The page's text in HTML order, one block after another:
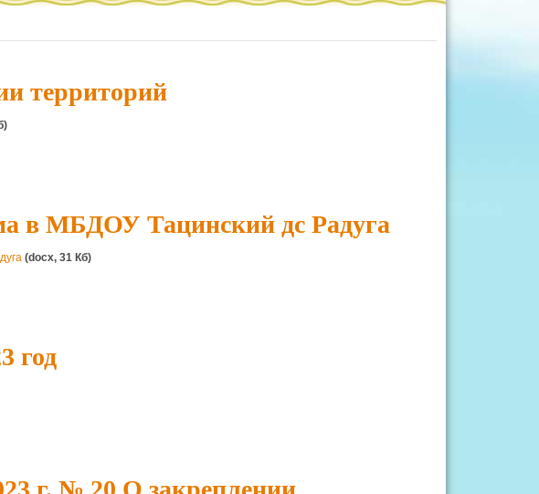
территорий
в МБДОУ Тацинский дс Радуга
(docx, 31 Кб)
год